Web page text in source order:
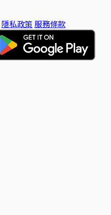
隱私政策 服務條款